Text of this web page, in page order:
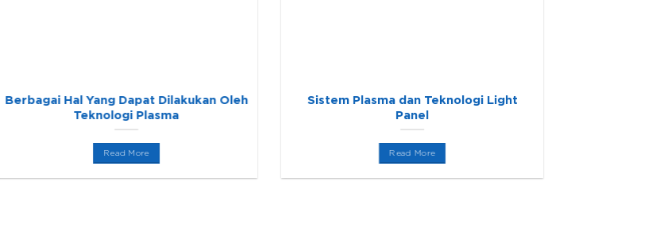
Sistem Plasma dan Teknologi Light
Panel
Read More
Berbagai Hal Yang Dapat Dilakukan Oleh
Teknologi Plasma
Read More